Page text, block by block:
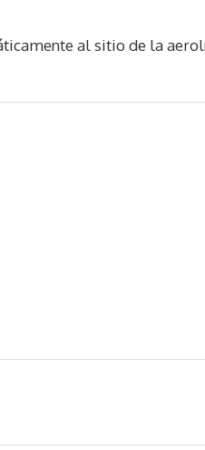
al sitio de la